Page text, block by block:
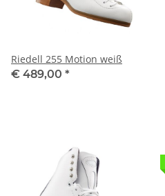
Riedell 255 Motion weiß
€ 489,00 *